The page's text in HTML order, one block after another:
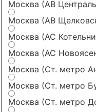
Москва (АВ
Москва (АВ
Москва (АС
Москва (АС
Москва (Ст. метро
Москва (Ст. метро
Москва (Ст. метро